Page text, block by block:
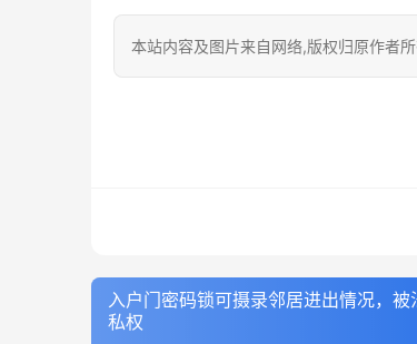
本站内容及图片来自网络,版权归原作者
入户门密码锁可摄录邻居进出情况，被
私权